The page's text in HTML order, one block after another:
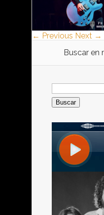
← Previous Next →
Buscar en
Buscar: